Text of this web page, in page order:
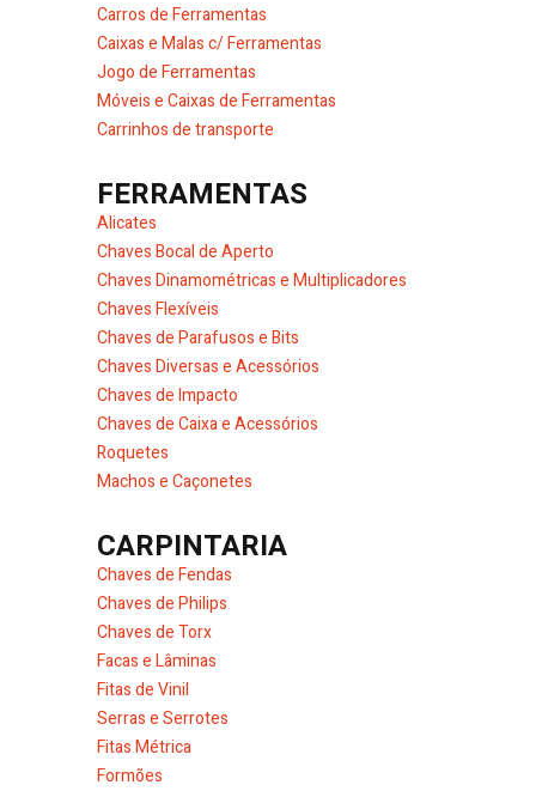
Carros de Ferramentas
Caixas e Malas c/ Ferramentas
Jogo de Ferramentas
Móveis e Caixas de Ferramentas
Carrinhos de transporte
FERRAMENTAS
Alicates
Chaves Bocal de Aperto
Chaves Dinamométricas e Multiplicadores
Chaves Flexíveis
Chaves de Parafusos e Bits
Chaves Diversas e Acessórios
Chaves de Impacto
Chaves de Caixa e Acessórios
Roquetes
Machos e Caçonetes
CARPINTARIA
Chaves de Fendas
Chaves de Philips
Chaves de Torx
Facas e Lâminas
Fitas de Vinil
Serras e Serrotes
Fitas Métrica
Formões